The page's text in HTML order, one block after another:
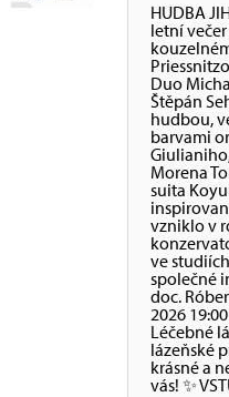
HUDBA
letní
Duo
Štěpán
hudbou,
barvami
Morena
suita
vzniklo v
ve
společné
doc.
2026
Léčebné
lázeňské
krásné a
vás! ✨